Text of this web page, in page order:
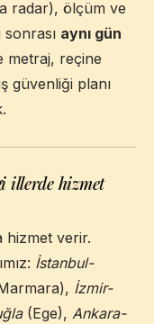
radar), ölçüm ve
aynı gün
metraj, reçine
güvenliği planı
illerde hizmet
hizmet verir.
İstanbul-
İzmir-
(Ege), Ankara-